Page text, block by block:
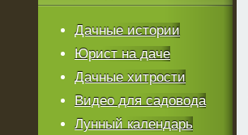
Дачные истории
Юрист на даче
Дачные хитрости
Видео для садовода
Лунный календарь